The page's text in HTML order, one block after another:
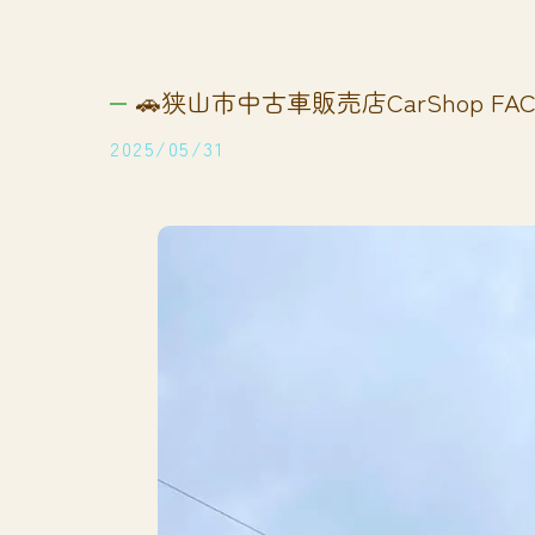
🚗狭山市中古車販売店CarShop
2025/05/31